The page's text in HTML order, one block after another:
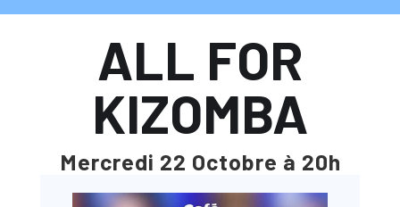
ALL FOR
KIZOMBA
Mercredi 22 Octobre à 20h